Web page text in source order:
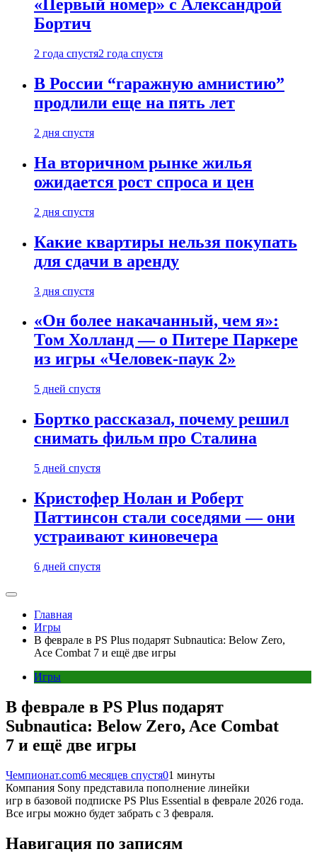
«Первый номер» с Александрой
Бортич
2 года спустя2 года спустя
В России “гаражную амнистию”
продлили еще на пять лет
2 дня спустя
На вторичном рынке жилья
ожидается рост спроса и цен
2 дня спустя
Какие квартиры нельзя покупать
для сдачи в аренду
3 дня спустя
«Он более накачанный, чем я»:
Том Холланд — о Питере Паркере
из игры «Человек-паук 2»
5 дней спустя
Бортко рассказал, почему решил
снимать фильм про Сталина
5 дней спустя
Кристофер Нолан и Роберт
Паттинсон стали соседями — они
устраивают киновечера
6 дней спустя
Главная
Игры
В феврале в PS Plus подарят Subnautica: Below Zero,
Ace Combat 7 и ещё две игры
Игры
В феврале в PS Plus подарят
Subnautica: Below Zero, Ace Combat
7 и ещё две игры
Чемпионат.com6 месяцев спустя01 минуты
Компания Sony представила пополнение линейки
игр в базовой подписке PS Plus Essential в феврале 2026 года.
Все игры можно будет забрать с 3 февраля.
Навигация по записям